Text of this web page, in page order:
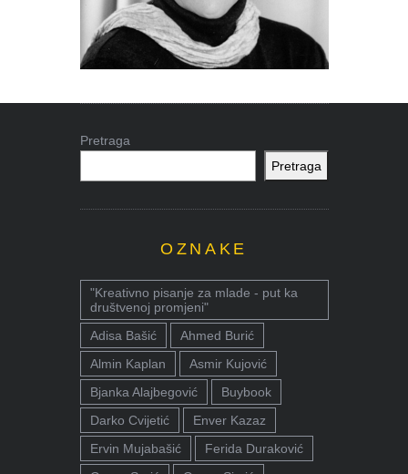
Pretraga
Pretraga
OZNAKE
"Kreativno pisanje za mlade - put ka
društvenoj promjeni"
Adisa Bašić
Ahmed Burić
Almin Kaplan
Asmir Kujović
Bjanka Alajbegović
Buybook
Darko Cvijetić
Enver Kazaz
Ervin Mujabašić
Ferida Duraković